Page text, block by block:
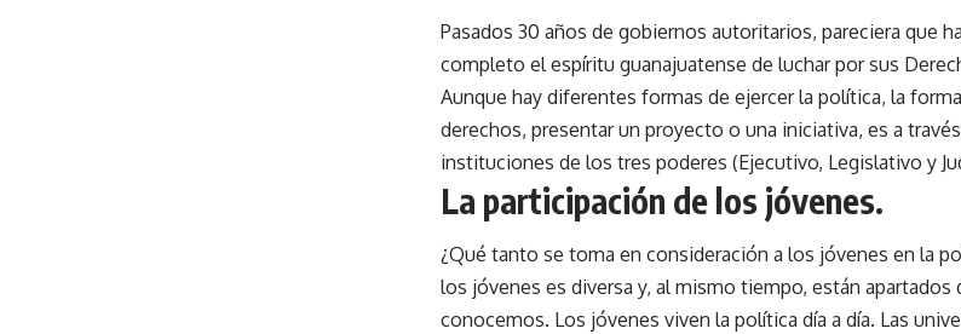
Pasados 30 años de gobiernos autoritarios, pareciera que
completo el espíritu guanajuatense de luchar por sus
Aunque hay diferentes formas de ejercer la política, la
derechos, presentar un proyecto o una iniciativa, es a
instituciones de los tres poderes (Ejecutivo, Legislativo y
La participación de los jóvenes.
¿Qué tanto se toma en consideración a los jóvenes en la
los jóvenes es diversa y, al mismo tiempo, están
conocemos. Los jóvenes viven la política día a día. Las